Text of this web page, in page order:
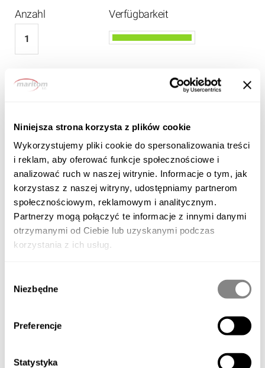
Niniejsza strona korzysta z plików cookie
Wykorzystujemy pliki cookie do spersonalizowania treści
i reklam, aby oferować funkcje społecznościowe i
analizować ruch w naszej witrynie. Informacje o tym, jak
korzystasz z naszej witryny, udostępniamy partnerom
społecznościowym, reklamowym i analitycznym.
Partnerzy mogą połączyć te informacje z innymi danymi
otrzymanymi od Ciebie lub uzyskanymi podczas
korzystania z ich usług.
zgody
Niezbędne
Preferencje
Statystyka
Anzahl Verfügbarkeit
Produktbeschreibung